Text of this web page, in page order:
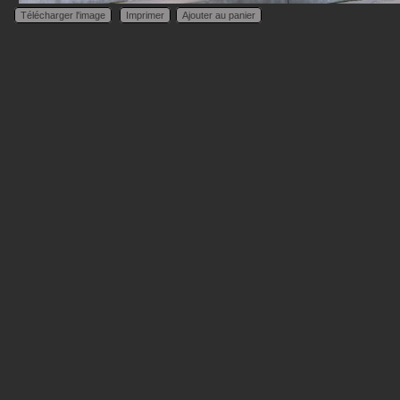
Télécharger l'image Imprimer Ajouter au panier